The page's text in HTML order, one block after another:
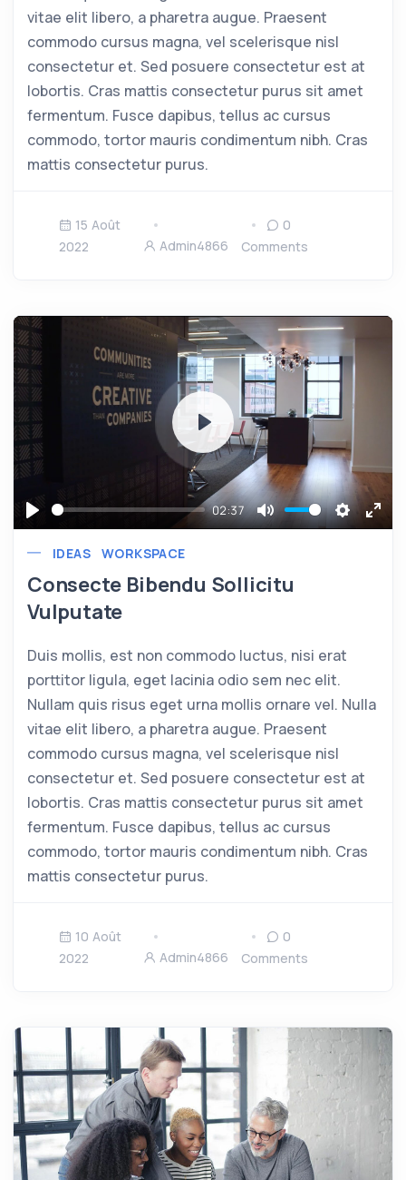
vitae elit libero, a pharetra augue. Praesent
commodo cursus magna, vel scelerisque nisl
consectetur et. Sed posuere consectetur est at
lobortis. Cras mattis consectetur purus sit amet
fermentum. Fusce dapibus, tellus ac cursus
commodo, tortor mauris condimentum nibh. Cras
mattis consectetur purus.
15 Août
2022
Admin4866
0
Comments
Play
02:37
Mute Settings
Play
IDEAS WORKSPACE
Consecte Bibendu Sollicitu
Vulputate
Duis mollis, est non commodo luctus, nisi erat
porttitor ligula, eget lacinia odio sem nec elit.
Nullam quis risus eget urna mollis ornare vel. Nulla
vitae elit libero, a pharetra augue. Praesent
commodo cursus magna, vel scelerisque nisl
consectetur et. Sed posuere consectetur est at
lobortis. Cras mattis consectetur purus sit amet
fermentum. Fusce dapibus, tellus ac cursus
commodo, tortor mauris condimentum nibh. Cras
mattis consectetur purus.
10 Août
2022
Admin4866
0
Comments